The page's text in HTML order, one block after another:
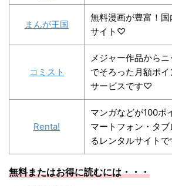
まんが王国
無料漫画が豊富！
サイト♡
コミスト
メジャー作品から
でそろった月額ポ
サービスです♡
Renta!
マンガなどが100ポ
マートフォン・タ
るレンタルサイト
無料またはお得に読むには・・・